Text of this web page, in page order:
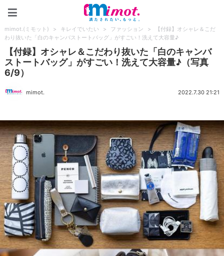
mimot.(ミモット) > キレイでいたい > ファッション >
【付録】オシャレ＆こだ
わり抜いた「白のキャンバストートバッグ」がすごい！洗えて大容量♪
【付録】オシャレ＆こだわり抜いた「白のキャンバ
ストートバッグ」がすごい！洗えて大容量♪（写真
6/9）
mimot. 2022.7.30 21:21